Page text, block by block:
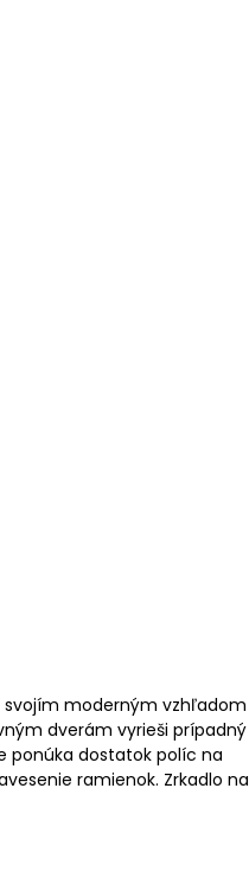
svojím moderným vzhľadom
dverám vyrieši prípadný
ponúka dostatok políc na
ramienok. Zrkadlo na